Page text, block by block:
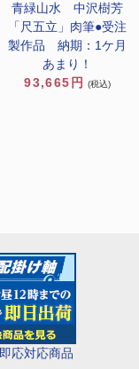
即応対応商品
青緑山水 中沢樹芳
「尺五立」肉筆●受注
製作品 納期：1ケ月
あまり！
93,665円
(税込)